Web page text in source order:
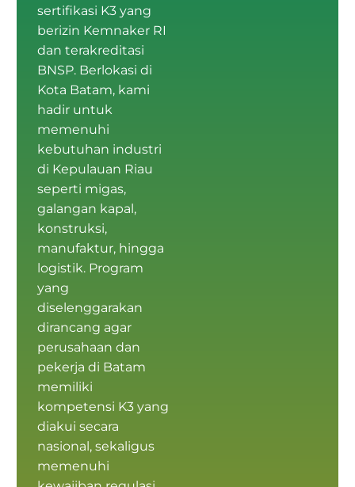
sertifikasi K3 yang
berizin Kemnaker RI
dan terakreditasi
BNSP. Berlokasi di
Kota Batam, kami
hadir untuk
memenuhi
kebutuhan industri
di Kepulauan Riau
seperti migas,
galangan kapal,
konstruksi,
manufaktur, hingga
logistik. Program
yang
diselenggarakan
dirancang agar
perusahaan dan
pekerja di Batam
memiliki
kompetensi K3 yang
diakui secara
nasional, sekaligus
memenuhi